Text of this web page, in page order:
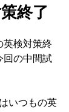
終了
英検対策終
回の中間試
いつもの英